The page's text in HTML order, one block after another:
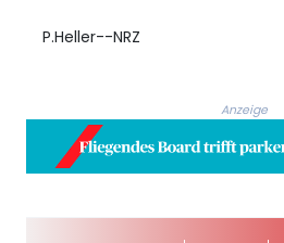
P.Heller--NRZ
Anzeige